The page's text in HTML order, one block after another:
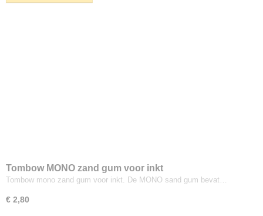
Tombow MONO zand gum voor inkt
Tombow mono zand gum voor inkt. De MONO sand gum bevat…
€ 2,80